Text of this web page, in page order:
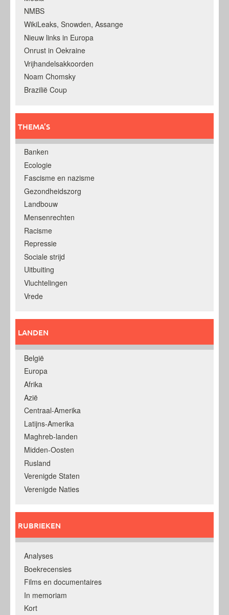
NMBS
WikiLeaks, Snowden, Assange
Nieuw links in Europa
Onrust in Oekraine
Vrijhandelsakkoorden
Noam Chomsky
Brazilië Coup
THEMA’S
Banken
Ecologie
Fascisme en nazisme
Gezondheidszorg
Landbouw
Mensenrechten
Racisme
Repressie
Sociale strijd
Uitbuiting
Vluchtelingen
Vrede
LANDEN
België
Europa
Afrika
Azië
Centraal-Amerika
Latijns-Amerika
Maghreb-landen
Midden-Oosten
Rusland
Verenigde Staten
Verenigde Naties
RUBRIEKEN
Analyses
Boekrecensies
Films en documentaires
In memoriam
Kort